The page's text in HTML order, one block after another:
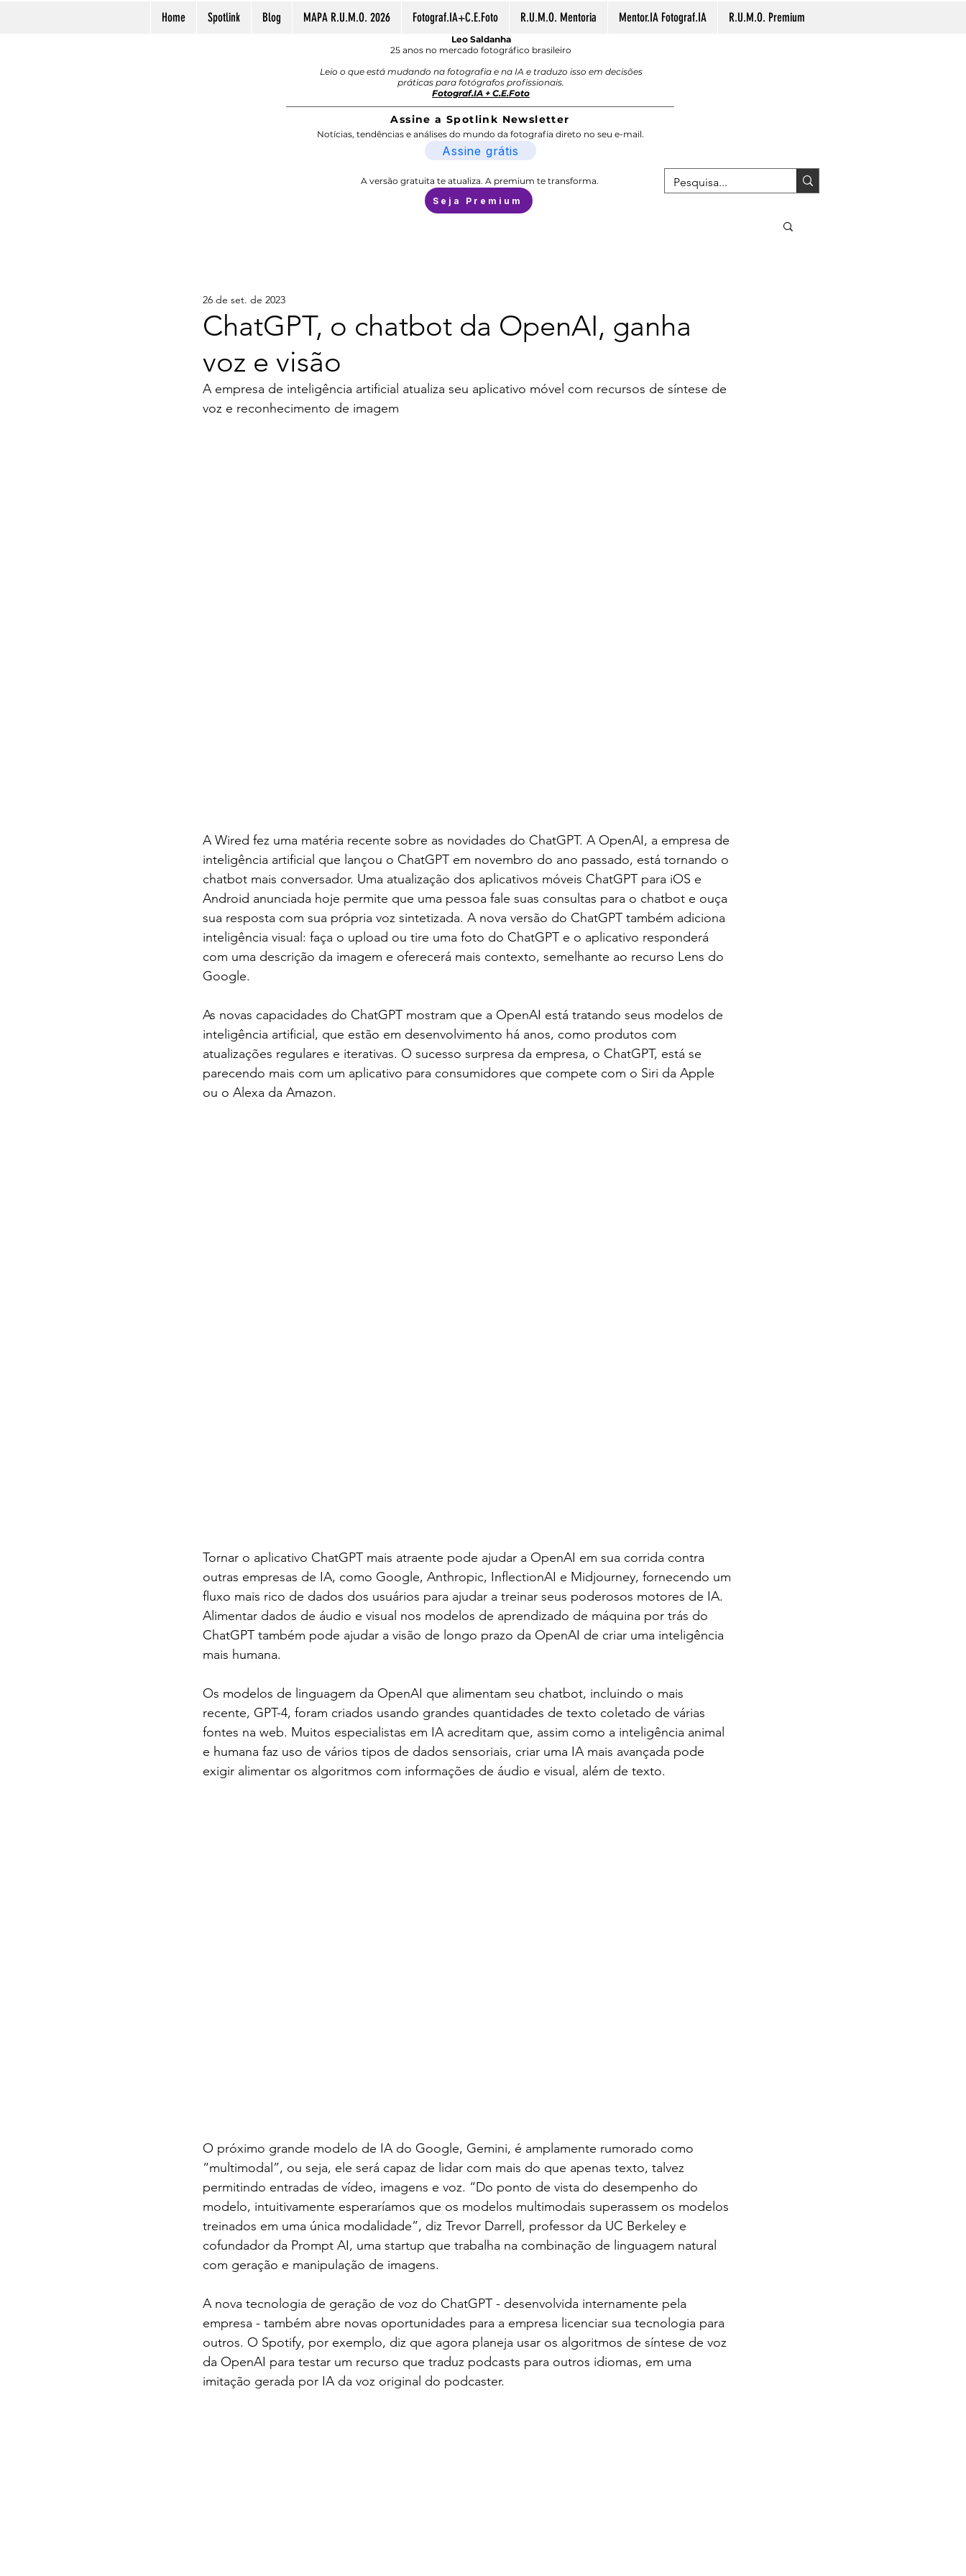
Home Spotlink Blog MAPA R.U.M.O. 2026 Fotograf.IA+C.E.Foto R.U.M.O. Mentoria Mentor.IA Fotograf.IA R.U.M.O. Premium
Leo Saldanha
25 anos no mercado fotográfico brasileiro
Leio o que está mudando na fotografia e na IA e traduzo isso em decisões
práticas para fotógrafos profissionais.
Fotograf.IA + C.E.Foto
Assine a Spotlink Newsletter
Notícias, tendências e análises do mundo da fotografia direto no seu e-mail.
Assine grátis
A versão gratuita te atualiza. A premium te transforma.
Seja Premium
ChatGPT, o chatbot da OpenAI, ganha
voz e visão
26 de set. de 2023
A empresa de inteligência artificial atualiza seu aplicativo móvel com recursos de síntese de
voz e reconhecimento de imagem
A Wired fez uma matéria recente sobre as novidades do ChatGPT. A OpenAI, a empresa de
inteligência artificial que lançou o ChatGPT em novembro do ano passado, está tornando o
chatbot mais conversador. Uma atualização dos aplicativos móveis ChatGPT para iOS e
Android anunciada hoje permite que uma pessoa fale suas consultas para o chatbot e ouça
sua resposta com sua própria voz sintetizada. A nova versão do ChatGPT também adiciona
inteligência visual: faça o upload ou tire uma foto do ChatGPT e o aplicativo responderá
com uma descrição da imagem e oferecerá mais contexto, semelhante ao recurso Lens do
Google.
As novas capacidades do ChatGPT mostram que a OpenAI está tratando seus modelos de
inteligência artificial, que estão em desenvolvimento há anos, como produtos com
atualizações regulares e iterativas. O sucesso surpresa da empresa, o ChatGPT, está se
parecendo mais com um aplicativo para consumidores que compete com o Siri da Apple
ou o Alexa da Amazon.
Tornar o aplicativo ChatGPT mais atraente pode ajudar a OpenAI em sua corrida contra
outras empresas de IA, como Google, Anthropic, InflectionAI e Midjourney, fornecendo um
fluxo mais rico de dados dos usuários para ajudar a treinar seus poderosos motores de IA.
Alimentar dados de áudio e visual nos modelos de aprendizado de máquina por trás do
ChatGPT também pode ajudar a visão de longo prazo da OpenAI de criar uma inteligência
mais humana.
Os modelos de linguagem da OpenAI que alimentam seu chatbot, incluindo o mais
recente, GPT-4, foram criados usando grandes quantidades de texto coletado de várias
fontes na web. Muitos especialistas em IA acreditam que, assim como a inteligência animal
e humana faz uso de vários tipos de dados sensoriais, criar uma IA mais avançada pode
exigir alimentar os algoritmos com informações de áudio e visual, além de texto.
O próximo grande modelo de IA do Google, Gemini, é amplamente rumorado como
“multimodal”, ou seja, ele será capaz de lidar com mais do que apenas texto, talvez
permitindo entradas de vídeo, imagens e voz. “Do ponto de vista do desempenho do
modelo, intuitivamente esperaríamos que os modelos multimodais superassem os modelos
treinados em uma única modalidade”, diz Trevor Darrell, professor da UC Berkeley e
cofundador da Prompt AI, uma startup que trabalha na combinação de linguagem natural
com geração e manipulação de imagens.
A nova tecnologia de geração de voz do ChatGPT - desenvolvida internamente pela
empresa - também abre novas oportunidades para a empresa licenciar sua tecnologia para
outros. O Spotify, por exemplo, diz que agora planeja usar os algoritmos de síntese de voz
da OpenAI para testar um recurso que traduz podcasts para outros idiomas, em uma
imitação gerada por IA da voz original do podcaster.